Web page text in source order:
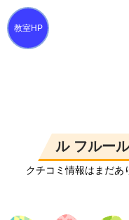
ル フルー
クチコミ情報はまだあ